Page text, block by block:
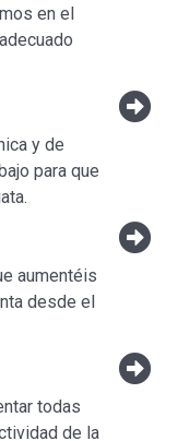
en el
y de
para que
aumentéis
desde el
todas
de la